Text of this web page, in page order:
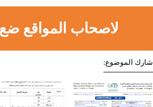
لاصحاب المواقع ضع
شارك الموضوع: